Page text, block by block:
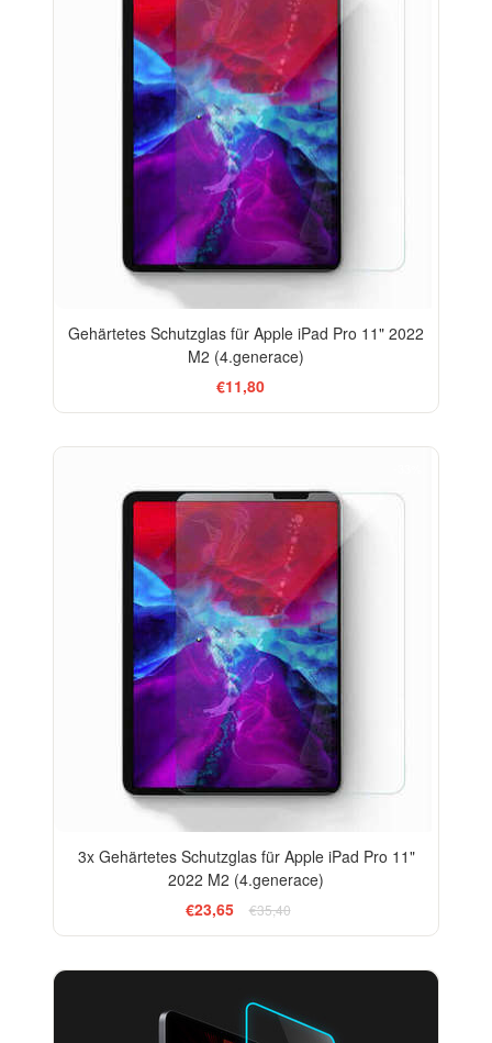
Gehärtetes Schutzglas für Apple iPad Pro 11" 2022
M2 (4.generace)
€11,80
3x Gehärtetes Schutzglas für Apple iPad Pro 11"
2022 M2 (4.generace)
€23,65
€35,40